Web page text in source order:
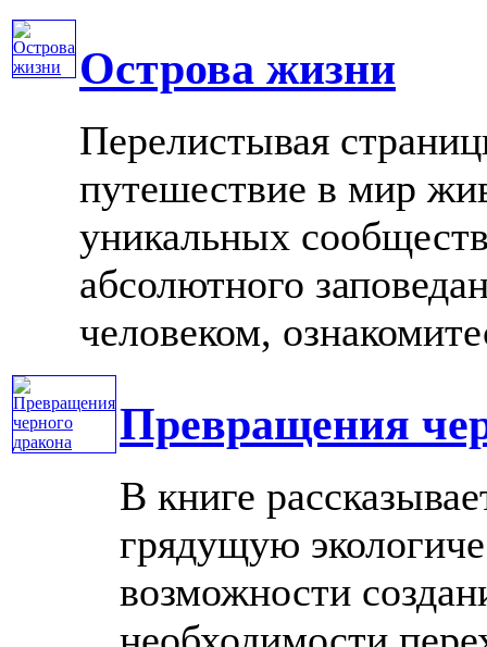
Острова жизни
Перелистывая
путешествие в мир
уникальных
абсолютного
человеком,
Превращения
В книге
грядущую
возможности